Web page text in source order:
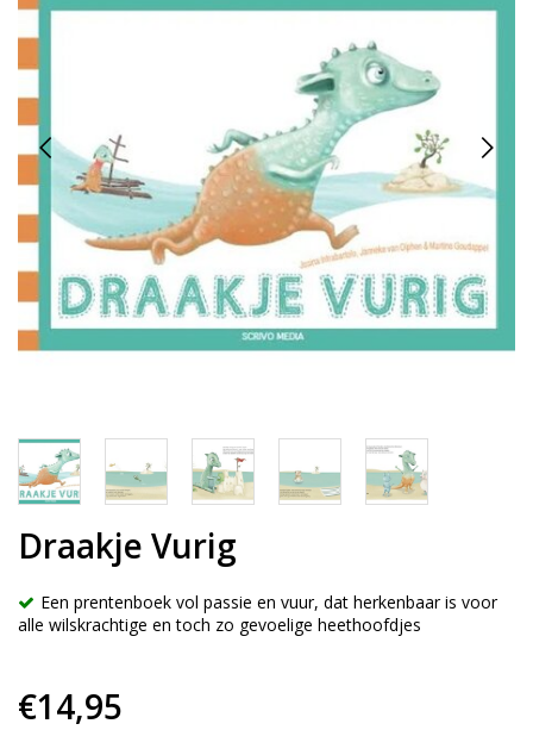
Draakje Vurig
Een prentenboek vol passie en vuur, dat herkenbaar is voor
alle wilskrachtige en toch zo gevoelige heethoofdjes
€14,95